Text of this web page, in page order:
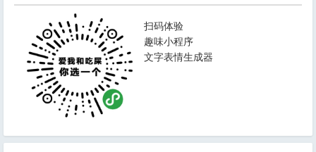
扫码体验
趣味小程序
文字表情生成器